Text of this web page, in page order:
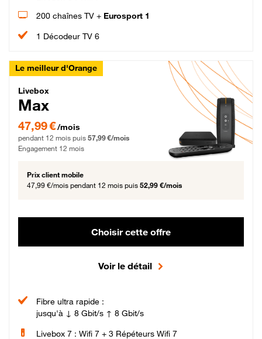
200 chaînes TV + Eurosport 1
1 Décodeur TV 6
Le meilleur d'Orange
Livebox Max Fibre
Livebox
Max
47,99 € par mois pendant 12 mois puis 57,99 € par mois, Engagement 12 mois
47,99 €/mois
pendant 12 mois puis 57,99 €/mois
Engagement 12 mois
Prix client mobile
47,99 €/mois pendant 12 mois puis 52,99 €/mois
Choisir cette offre
Voir le détail
Fibre ultra rapide :
jusqu'à ↓ 8 Gbit/s ↑ 8 Gbit/s
Livebox 7 : Wifi 7 + 3 Répéteurs Wifi 7